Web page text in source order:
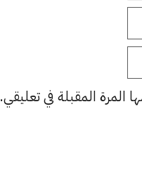
المرة المقبلة في تعليقي.